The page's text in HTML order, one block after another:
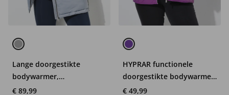
Lange doorgestikte
bodywarmer,
waterafstotend,
€ 89,99
HYPRAR functionele
doorgestikte bodywarmer,
waterafstotend,
€ 49,99